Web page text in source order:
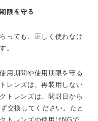
限を守る
っても、正しく使わなけ
。
用期間や使用期限を守る
レンズは、再装用しない
トレンズは、開封日から
交換してください。たと